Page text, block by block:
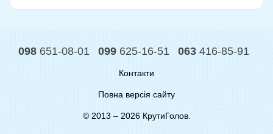
098 651-08-01 099 625-16-51 063 416-85-91
Контакти
Повна версія сайту
© 2013 – 2026 КрутиГолов.